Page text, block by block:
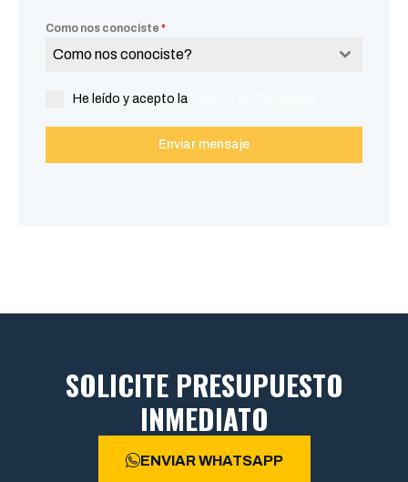
Como nos conociste *
Como nos conociste?
He leído y acepto la
Enviar mensaje
SOLICITE PRESUPUESTO
INMEDIATO
ENVIAR WHATSAPP